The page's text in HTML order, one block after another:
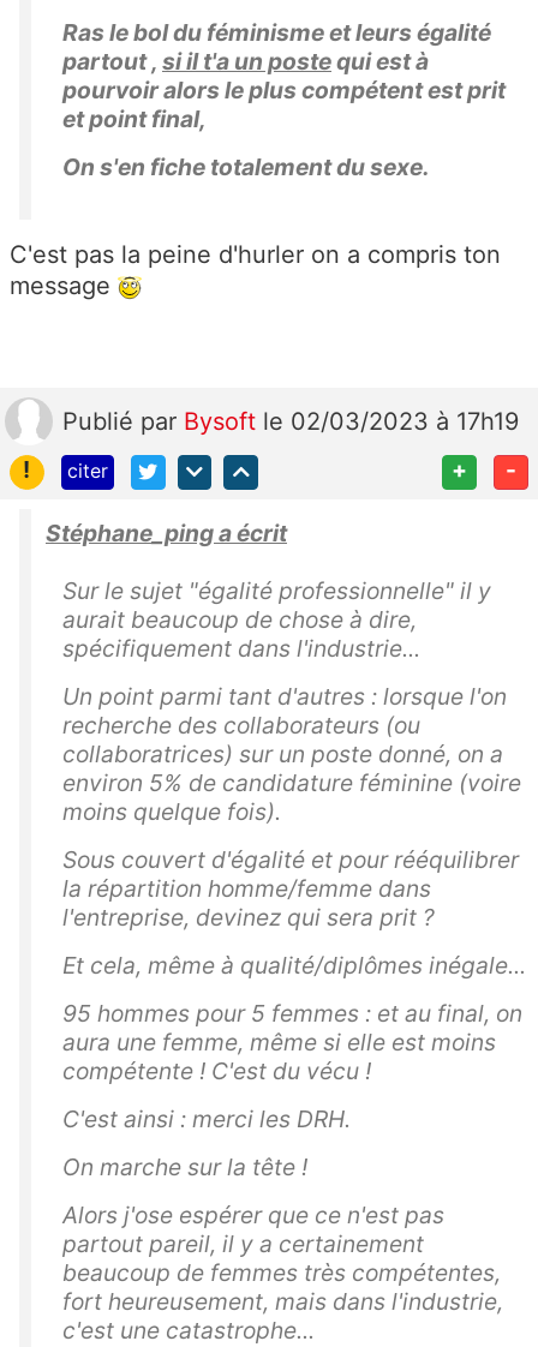
Ras le bol du féminisme et leurs égalité
partout , si il t'a un postequi est à
pourvoir alors le plus compétent est prit
et point final,
On s'en fiche totalement du sexe.
C'est pas la peine d'hurler on a compris ton
message
Publié par Bysoft le 02/03/2023 à 17h19
!
citer + -
Stéphane_ping a écrit
Sur le sujet "égalité professionnelle" il y
aurait beaucoup de chose à dire,
spécifiquement dans l'industrie...
Un point parmi tant d'autres : lorsque l'on
recherche des collaborateurs (ou
collaboratrices) sur un poste donné, on a
environ 5% de candidature féminine (voire
moins quelque fois).
Sous couvert d'égalité et pour rééquilibrer
la répartition homme/femme dans
l'entreprise, devinez qui sera prit ?
Et cela, même à qualité/diplômes inégale...
95 hommes pour 5 femmes : et au final, on
aura une femme, même si elle est moins
compétente ! C'est du vécu !
C'est ainsi : merci les DRH.
On marche sur la tête !
Alors j'ose espérer que ce n'est pas
partout pareil, il y a certainement
beaucoup de femmes très compétentes,
fort heureusement, mais dans l'industrie,
c'est une catastrophe...